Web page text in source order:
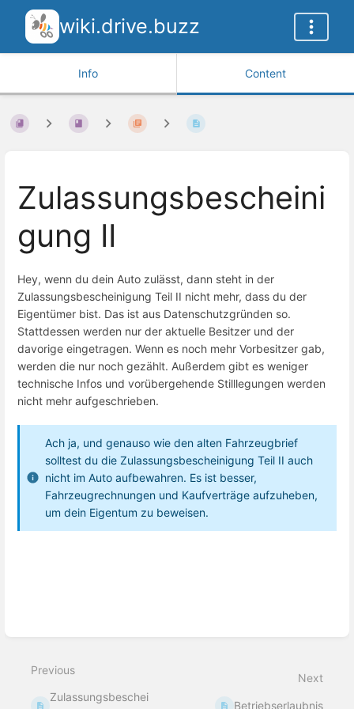
wiki.drive.buzz
Info Content
Zulassungsbescheini
gung II
Hey, wenn du dein Auto zulässt, dann steht in der
Zulassungsbescheinigung Teil II nicht mehr, dass du der
Eigentümer bist. Das ist aus Datenschutzgründen so.
Stattdessen werden nur der aktuelle Besitzer und der
davorige eingetragen. Wenn es noch mehr Vorbesitzer gab,
werden die nur noch gezählt. Außerdem gibt es weniger
technische Infos und vorübergehende Stilllegungen werden
nicht mehr aufgeschrieben.
Ach ja, und genauso wie den alten Fahrzeugbrief
solltest du die Zulassungsbescheinigung Teil II auch
nicht im Auto aufbewahren. Es ist besser,
Fahrzeugrechnungen und Kaufverträge aufzuheben,
um dein Eigentum zu beweisen.
Previous
Zulassungsbeschei
Next
Betriebserlaubnis